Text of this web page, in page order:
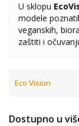
U sklopu
modele
veganskih,
zaštiti i
Eco Vision
Dostupno u